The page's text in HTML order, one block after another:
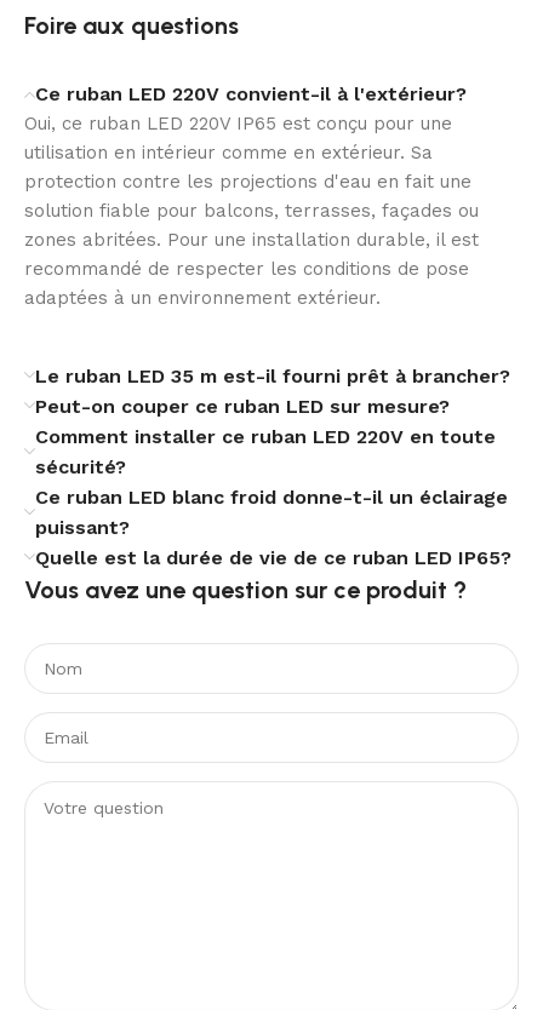
Grâce à son indice IP65, ce ruban LED convient à de
architecturaux, même dans des environnements
Un rendu homogène et maîtrisé
Avec 60 LED par mètre et une puissance de 10 W/m,
ce modèle assure un éclairage régulier et bien réparti.
perception naturelle des surfaces, tout en gardant un
rendu lumineux net et professionnel.
Un choix rassurant
Certifié CE, RoHS et UKCA, ce ruban LED répond à des
exigences reconnues de conformité. Sa classe
d’isolation électrique II, sa plage de fonctionnement de
-30 °C à +50 °C et sa garantie de 3 ans renforcent la
Foire aux questions
Ce ruban LED 220V convient-il à l'extérieur?
Oui, ce ruban LED 220V IP65 est conçu pour une
utilisation en intérieur comme en extérieur. Sa
protection contre les projections d'eau en fait une
solution fiable pour balcons, terrasses, façades ou
zones abritées. Pour une installation durable, il est
recommandé de respecter les conditions de pose
adaptées à un environnement extérieur.
Le ruban LED 35 m est-il fourni prêt à brancher?
Peut-on couper ce ruban LED sur mesure?
Comment installer ce ruban LED 220V en toute
sécurité?
Ce ruban LED blanc froid donne-t-il un éclairage
puissant?
Quelle est la durée de vie de ce ruban LED IP65?
Vous avez une question sur ce produit ?​